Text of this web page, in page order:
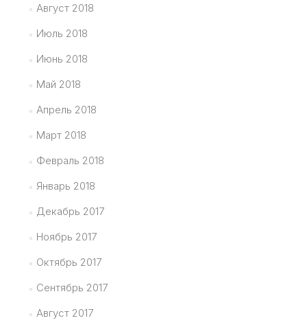
Август 2018
Июль 2018
Июнь 2018
Май 2018
Апрель 2018
Март 2018
Февраль 2018
Январь 2018
Декабрь 2017
Ноябрь 2017
Октябрь 2017
Сентябрь 2017
Август 2017